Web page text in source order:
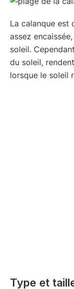
La calanque est
assez
soleil.
du soleil,
lorsque le soleil
Type et